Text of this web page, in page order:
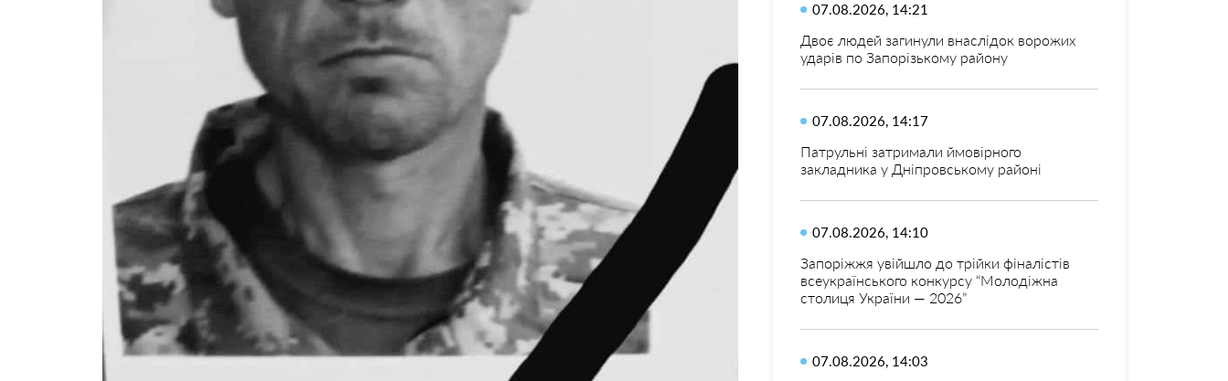
07.08.2026, 14:21
Двоє людей загинули внаслідок ворожих
ударів по Запорізькому району
07.08.2026, 14:17
Патрульні затримали ймовірного
закладника у Дніпровському районі
07.08.2026, 14:10
Запоріжжя увійшло до трійки фіналістів
всеукраїнського конкурсу “Молодіжна
столиця України — 2026”
07.08.2026, 14:03